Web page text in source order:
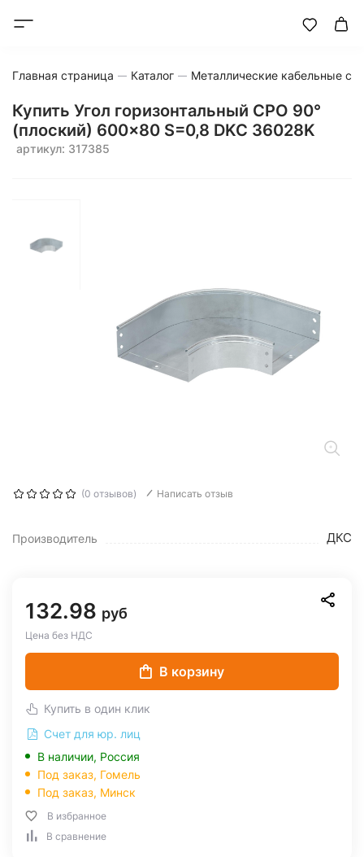
Главная страница Каталог Металлические кабельные
Купить Угол горизонтальный CPO 90°
(плоский) 600x80 S=0,8 DKC 36028K
артикул: 317385
(0 отзывов) Написать отзыв
Производитель ДКС
132.98 руб
Цена без НДС
В корзину
Купить в один клик
Счет для юр. лиц
В наличии, Россия
Под заказ, Гомель
Под заказ, Минск
В избранное
В сравнение